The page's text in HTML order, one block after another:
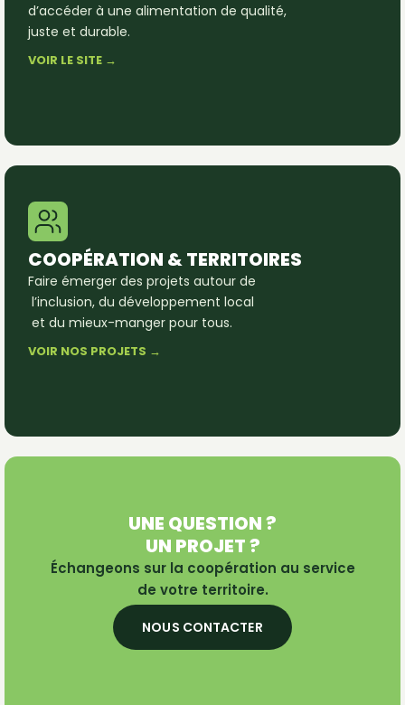
d’accéder à une alimentation de qualité,
juste et durable.
VOIR LE SITE →
COOPÉRATION & TERRITOIRES
Faire émerger des projets autour de
l’inclusion, du développement local
et du mieux-manger pour tous.
VOIR NOS PROJETS →
UNE QUESTION ?
UN PROJET ?
Échangeons sur la coopération au service
de votre territoire.
NOUS CONTACTER